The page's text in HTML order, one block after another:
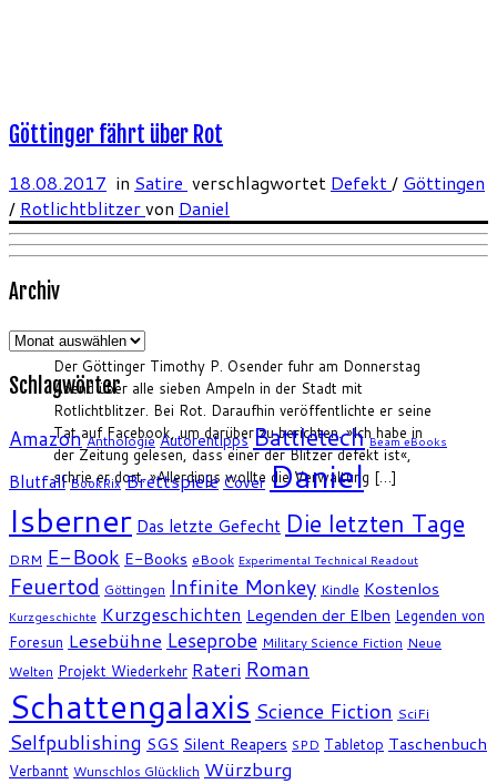
Der Göttinger Timothy P. Osender fuhr am Donnerstag
Abend über alle sieben Ampeln in der Stadt mit
Rotlichtblitzer. Bei Rot. Daraufhin veröffentlichte er seine
Tat auf Facebook, um darüber zu berichten. »Ich habe in
der Zeitung gelesen, dass einer der Blitzer defekt ist«,
schrie er dort. »Allerdings wollte die Verwaltung […]
Göttinger fährt über Rot
18.08.2017 in Satire verschlagwortet Defekt/ Göttingen
/ Rotlichtblitzervon Daniel
Archiv
Archiv
Schlagwörter
Amazon Anthologie Autorentipps Battletech Beam eBooks
Blutfall BookRix Brettspiele Cover Daniel
Isberner Das letzte Gefecht Die letzten Tage
DRM E-Book E-Books eBook Experimental Technical Readout
Feuertod Göttingen Infinite Monkey Kindle Kostenlos
Kurzgeschichte Kurzgeschichten Legenden der Elben Legenden von
Foresun Lesebühne Leseprobe Military Science Fiction Neue
Welten Projekt Wiederkehr Rateri Roman
Schattengalaxis Science Fiction SciFi
Selfpublishing SGS Silent Reapers SPD Tabletop Taschenbuch
Verbannt Wunschlos Glücklich Würzburg